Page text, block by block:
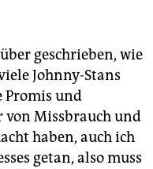
geschrieben, wie
Johnny-Stans
Promis und
Missbrauch und
haben, auch ich
getan, also muss